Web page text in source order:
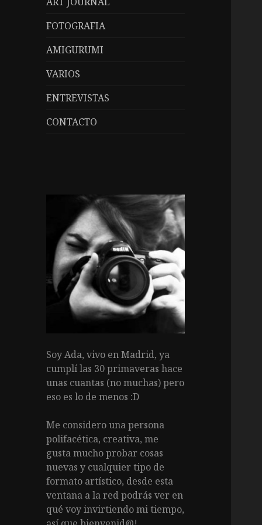
FOTOGRAFIA
AMIGURUMI
VARIOS
ENTREVISTAS
CONTACTO
Soy Ada, vivo en Madrid, ya
cumplí las 30 primaveras hace
unas cuantas (no muchas) pero
eso es lo de menos :D
Me considero una persona
polifacética, creativa, me
gusta mucho probar cosas
nuevas y cualquier tipo de
formato artístico, desde esta
ventana a la red podrás ver en
qué voy invirtiendo mi tiempo,